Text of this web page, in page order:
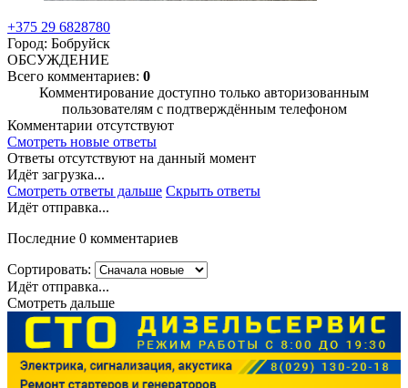
+375 29 6828780
Город: Бобруйск
ОБСУЖДЕНИЕ
Всего комментариев: 0
Комментирование доступно только авторизованным
пользователям с подтверждённым телефоном
Комментарии отсутствуют
Смотреть новые ответы
Ответы отсутствуют на данный момент
Идёт загрузка...
Смотреть ответы дальше Скрыть ответы
Идёт отправка...
Последние 0 комментариев
Сортировать:
Идёт отправка...
Смотреть дальше